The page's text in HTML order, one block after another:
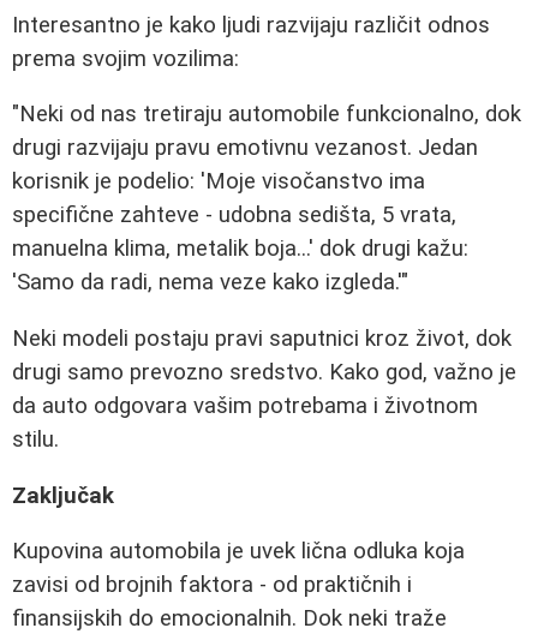
Interesantno je kako ljudi razvijaju različit odnos
prema svojim vozilima:
"Neki od nas tretiraju automobile funkcionalno, dok
drugi razvijaju pravu emotivnu vezanost. Jedan
korisnik je podelio: 'Moje visočanstvo ima
specifične zahteve - udobna sedišta, 5 vrata,
manuelna klima, metalik boja...' dok drugi kažu:
'Samo da radi, nema veze kako izgleda.'"
Neki modeli postaju pravi saputnici kroz život, dok
drugi samo prevozno sredstvo. Kako god, važno je
da auto odgovara vašim potrebama i životnom
stilu.
Zaključak
Kupovina automobila je uvek lična odluka koja
zavisi od brojnih faktora - od praktičnih i
finansijskih do emocionalnih. Dok neki traže